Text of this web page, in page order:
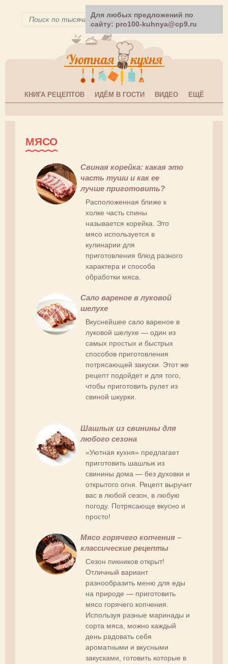
КНИГА РЕЦЕПТОВ ИДЁМ В ГОСТИ ВИДЕО ЕЩЁ
МЯСО
Свиная корейка: какая это
часть туши и как ее
лучше приготовить?
Расположенная ближе к
холке часть спины
называется корейка. Это
мясо используется в
кулинарии для
приготовления блюд разного
характера и способа
обработки мяса.
Сало вареное в луковой
шелухе
Вкуснейшее сало вареное в
луковой шелухе — один из
самых простых и быстрых
способов приготовления
потрясающей закуски. Этот же
рецепт подойдет и для того,
чтобы приготовить рулет из
свиной шкурки.
Шашлык из свинины для
любого сезона
«Уютная кухня» предлагает
приготовить шашлык из
свинины дома — без духовки и
открытого огня. Рецепт выручит
вас в любой сезон, в любую
погоду. Потрясающе вкусно и
просто!
Мясо горячего копчения –
классические рецепты
Сезон пикников открыт!
Отличный вариант
разнообразить меню для еды
на природе — приготовить
мясо горячего копчения.
Используя разные маринады и
сорта мяса, можно каждый
день радовать себя
ароматными и вкусными
закусками, готовить которые в
Для любых предложений по
сайту: pro100-kuhnya@cp9.ru